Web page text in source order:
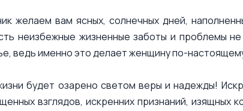
желаем вам ясных, солнечных дней,
неизбежные жизненные заботы и проблемы
ведь именно это делает женщину по-
будет озарено светом веры и надежды!
взглядов, искренних признаний, изящных